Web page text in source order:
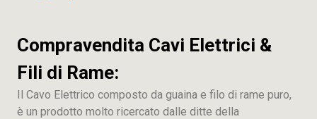
Compravendita Cavi Elettrici &
Fili di Rame:
Il Cavo Elettrico composto da guaina e filo di rame puro,
è un prodotto molto ricercato dalle ditte della